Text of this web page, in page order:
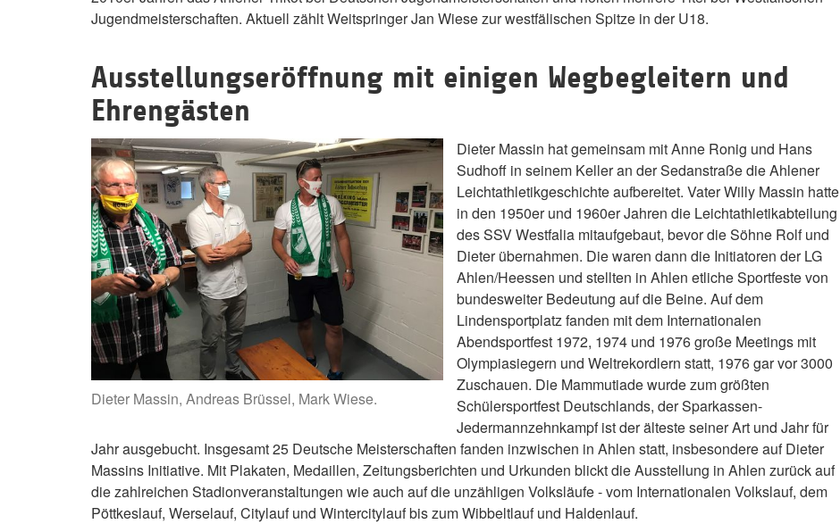
Jugendmeisterschaften. Aktuell zählt Weitspringer Jan Wiese zur westfälischen Spitze in der U18.
Ausstellungseröffnung mit einigen Wegbegleitern und
Ehrengästen
Dieter Massin, Andreas Brüssel, Mark Wiese.
Dieter Massin hat gemeinsam mit Anne Ronig und Hans
Sudhoff in seinem Keller an der Sedanstraße die Ahlener
Leichtathletikgeschichte aufbereitet. Vater Willy Massin hatte
in den 1950er und 1960er Jahren die Leichtathletikabteilung
des SSV Westfalia mitaufgebaut, bevor die Söhne Rolf und
Dieter übernahmen. Die waren dann die Initiatoren der LG
Ahlen/Heessen und stellten in Ahlen etliche Sportfeste von
bundesweiter Bedeutung auf die Beine. Auf dem
Lindensportplatz fanden mit dem Internationalen
Abendsportfest 1972, 1974 und 1976 große Meetings mit
Olympiasiegern und Weltrekordlern statt, 1976 gar vor 3000
Zuschauen. Die Mammutiade wurde zum größten
Schülersportfest Deutschlands, der Sparkassen-
Jedermannzehnkampf ist der älteste seiner Art und Jahr für
Jahr ausgebucht. Insgesamt 25 Deutsche Meisterschaften fanden inzwischen in Ahlen statt, insbesondere auf Dieter
Massins Initiative. Mit Plakaten, Medaillen, Zeitungsberichten und Urkunden blickt die Ausstellung in Ahlen zurück auf
die zahlreichen Stadionveranstaltungen wie auch auf die unzähligen Volksläufe - vom Internationalen Volkslauf, dem
Pöttkeslauf, Werselauf, Citylauf und Wintercitylauf bis zum Wibbeltlauf und Haldenlauf.